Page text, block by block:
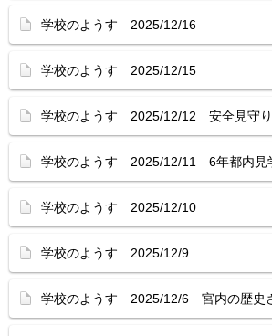
学校のようす 2025/12/16
学校のようす 2025/12/15
学校のようす 2025/12/12 安全見守り
学校のようす 2025/12/11 6年都内見
学校のようす 2025/12/10
学校のようす 2025/12/9
学校のようす 2025/12/6 宮内の歴史